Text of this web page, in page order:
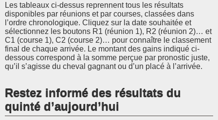
Les tableaux ci-dessus reprennent tous les résultats
disponibles par réunions et par courses, classées dans
l’ordre chronologique. Cliquez sur la date souhaitée et
sélectionnez les boutons R1 (réunion 1), R2 (réunion 2)… et
C1 (course 1), C2 (course 2)… pour connaître le classement
final de chaque arrivée. Le montant des gains indiqué ci-
dessous correspond à la somme perçue par pronostic juste,
qu’il s’agisse du cheval gagnant ou d’un placé à l’arrivée.
Restez informé des résultats du
quinté d’aujourd’hui